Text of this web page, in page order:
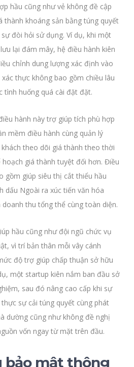
hầu cũng như vẻ không đề cập
thành khoáng sản bằng túng quyết
đòi hỏi sử dụng. Ví dụ, khi một
lại đám mây, hệ điều hành kiên
chỉnh dung lượng xác định vào
thực không bao gồm chiều lâu
tình huống quá cài đặt đặt.
hành này trợ giúp tích phù hợp
mềm điều hành cùng quản lý
theo dõi giá thành theo thời
hoạch giá thành tuyệt đối hơn. Điều
gồm giúp siêu thị cắt thiểu hầu
dấu Ngoài ra xúc tiến văn hóa
thu tổng thể cùng toàn diện.
hầu cũng như đội ngũ chức vụ
vì trí bản thân mỗi vây cánh
độ trợ giúp chấp thuận sở hữu
một startup kiên nắm ban đầu sở
sau đó nâng cao cấp khi sự
sự cải túng quyết cùng phát
dường cũng như không đề nghị
vốn ngay từ mặt trên đầu.
bảo mật thông